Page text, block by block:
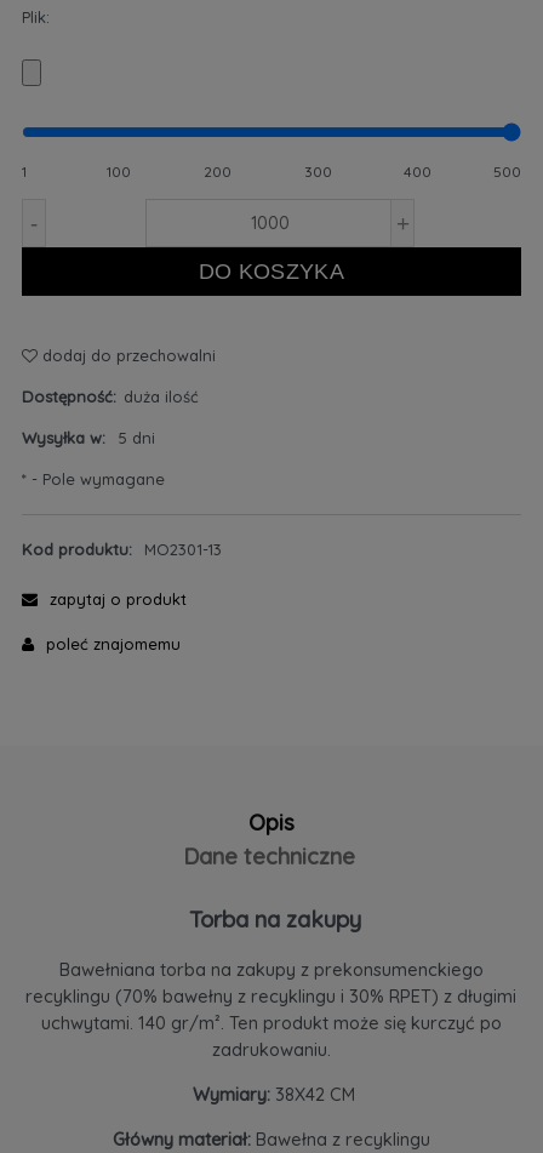
Plik:
1 100 200 300 400 500
- +
DO KOSZYKA
dodaj do przechowalni
Dostępność: duża ilość
Wysyłka w: 5 dni
* - Pole wymagane
Kod produktu: MO2301-13
zapytaj o produkt
poleć znajomemu
Opis
Dane techniczne
Torba na zakupy
Bawełniana torba na zakupy z prekonsumenckiego
recyklingu (70% bawełny z recyklingu i 30% RPET) z długimi
uchwytami. 140 gr/m². Ten produkt może się kurczyć po
zadrukowaniu.
Wymiary:38X42 CM
Główny materiał:Bawełna z recyklingu